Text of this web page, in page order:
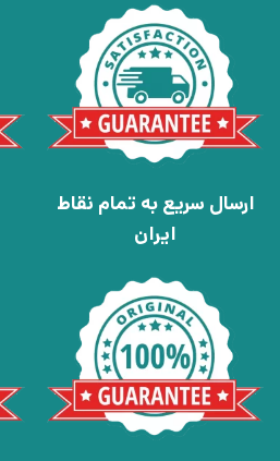
ارسال سریع به تمام نقاط
ایران